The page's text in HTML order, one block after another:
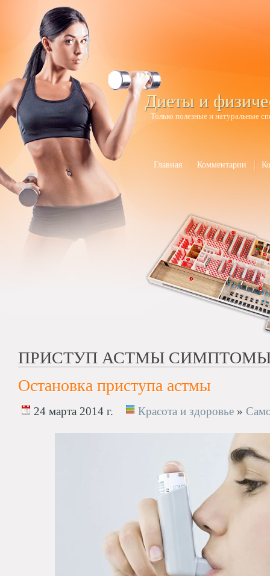
Диеты и
Только полезные и натуральные
Главная Комментарии
ПРИСТУП АСТМЫ
Остановка приступа астмы
24 марта 2014 г. Красота и здоровье »